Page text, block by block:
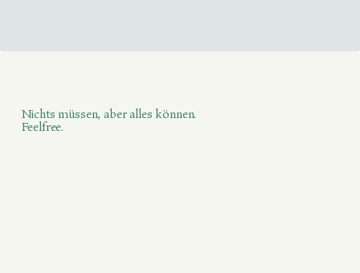
Nichts müssen, aber alles können.
Feelfree.